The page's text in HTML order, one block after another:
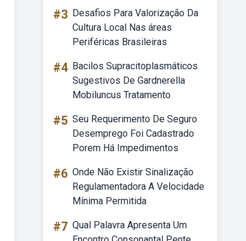
#3 Desafios Para Valorização Da
Cultura Local Nas áreas
Periféricas Brasileiras
#4 Bacilos Supracitoplasmáticos
Sugestivos De Gardnerella
Mobiluncus Tratamento
#5 Seu Requerimento De Seguro
Desemprego Foi Cadastrado
Porem Há Impedimentos
#6 Onde Não Existir Sinalização
Regulamentadora A Velocidade
Mínima Permitida
#7 Qual Palavra Apresenta Um